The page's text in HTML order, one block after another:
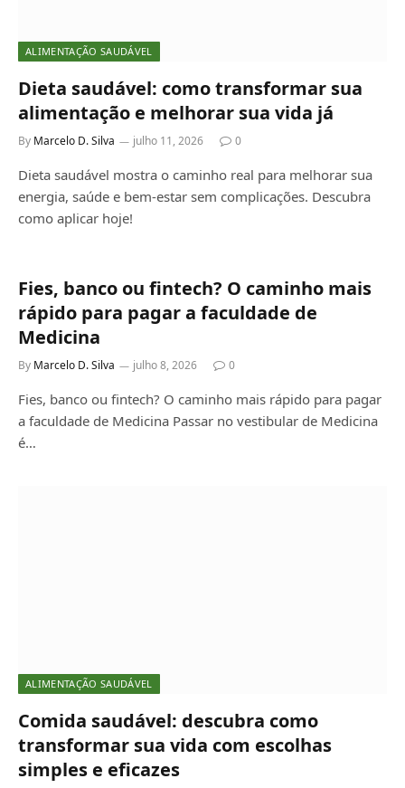
ALIMENTAÇÃO SAUDÁVEL
Dieta saudável: como transformar sua
alimentação e melhorar sua vida já
By Marcelo D. Silva julho 11, 2026 0
Dieta saudável mostra o caminho real para melhorar sua
energia, saúde e bem-estar sem complicações. Descubra
como aplicar hoje!
Fies, banco ou fintech? O caminho mais
rápido para pagar a faculdade de
Medicina
By Marcelo D. Silva julho 8, 2026 0
Fies, banco ou fintech? O caminho mais rápido para pagar
a faculdade de Medicina Passar no vestibular de Medicina
é…
ALIMENTAÇÃO SAUDÁVEL
Comida saudável: descubra como
transformar sua vida com escolhas
simples e eficazes